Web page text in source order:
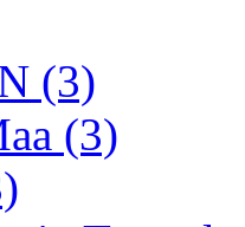
(3)
(3)